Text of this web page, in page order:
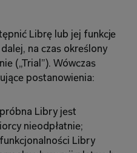
Librę lub jej funkcje
na czas określony
(„Trial”). Wówczas
postanowienia:
Libry jest
nieodpłatnie;
Libry